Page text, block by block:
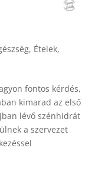
, Ételek,
fontos kérdés,
kimarad az első
lévő szénhidrát
a szervezet